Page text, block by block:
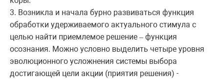
3. Возникла и начала бурно развиваться функция
обработки удерживаемого актуального стимула с
целью найти приемлемое решение – функция
осознания. Можно условно выделить четыре уровня
эволюционного усложнения системы выбора
достигающей цели акции (приятия решения) -